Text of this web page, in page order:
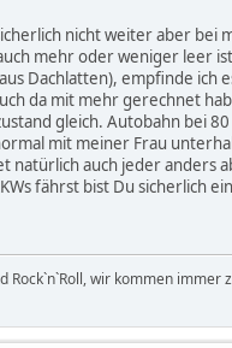
nicht weiter aber bei
mehr oder weniger leer
Dachlatten), empfinde ich
da mit mehr gerechnet
gleich. Autobahn bei
mit meiner Frau
natürlich auch jeder anders
fährst bist Du sicherlich
RockˋnˋRoll, wir kommen immer